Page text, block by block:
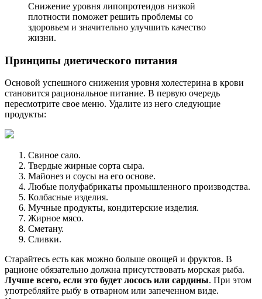
Снижение уровня липопротеидов низкой
плотности поможет решить проблемы со
здоровьем и значительно улучшить качество
жизни.
Принципы диетического питания
Основой успешного снижения уровня холестерина в крови
становится рациональное питание. В первую очередь
пересмотрите свое меню. Удалите из него следующие
продукты:
Свиное сало.
Твердые жирные сорта сыра.
Майонез и соусы на его основе.
Любые полуфабрикаты промышленного производства.
Колбасные изделия.
Мучные продукты, кондитерские изделия.
Жирное мясо.
Сметану.
Сливки.
Старайтесь есть как можно больше овощей и фруктов. В
рационе обязательно должна присутствовать морская рыба.
Лучше всего, если это будет лосось или сардины. При этом
употребляйте рыбу в отварном или запеченном виде.